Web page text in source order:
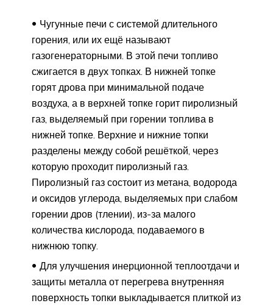
Чугунные печи с системой длительного
горения, или их ещё называют
газогенераторными. В этой печи топливо
сжигается в двух топках. В нижней топке
горят дрова при минимальной подаче
воздуха, а в верхней топке горит пиролизный
газ, выделяемый при горении топлива в
нижней топке. Верхние и нижние топки
разделены между собой решёткой, через
которую проходит пиролизный газ.
Пиролизный газ состоит из метана, водорода
и оксидов углерода, выделяемых при слабом
горении дров (тлении), из-за малого
количества кислорода, подаваемого в
нижнюю топку.
Для улучшения инерционной теплоотдачи и
защиты металла от перегрева внутренняя
поверхность топки выкладывается плиткой из